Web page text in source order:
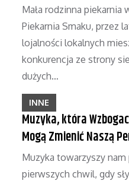
Mała rodzinna
Piekarnia Smaku, przez
lojalności lokalnych
konkurencja ze strony
dużych…
INNE
Muzyka, która
Mogą Zmienić Naszą
Muzyka towarzyszy nam
pierwszych chwil, gdy